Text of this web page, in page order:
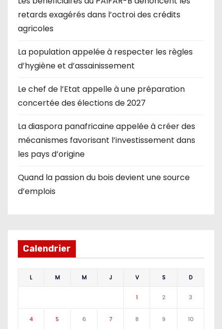
retards exagérés dans l’octroi des crédits
agricoles
La population appelée à respecter les règles
d’hygiène et d’assainissement
Le chef de l’Etat appelle à une préparation
concertée des élections de 2027
La diaspora panafricaine appelée à créer des
mécanismes favorisant l’investissement dans
les pays d’origine
Quand la passion du bois devient une source
d’emplois
Calendrier
L M M J V S D
1 2 3
4 5 6 7 8 9 10